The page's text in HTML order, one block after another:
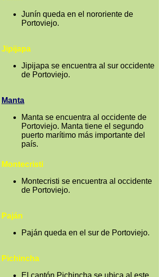
Junín queda en el nororiente de
Portoviejo.
Jipijapa
Jipijapa se encuentra al sur occidente
de Portoviejo.
Manta
Manta se encuentra al occidente de
Portoviejo. Manta tiene el segundo
puerto marítimo más importante del
país.
Montecristi
Montecristi se encuentra al occidente
de Portoviejo.
Paján
Paján queda en el sur de Portoviejo.
Pichincha
El cantón Pichincha se ubica al este